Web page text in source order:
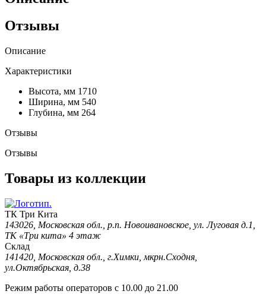
Отзывы
Описание
Характеристики
Высота, мм 1710
Ширина, мм 540
Глубина, мм 264
Отзывы
Отзывы
Товары из коллекции
ТК Три Кита
143026, Московская обл., р.п. Новоивановское, ул. Луговая д.1,
ТК «Три кита» 4 этаж
Склад
141420, Московская обл., г.Химки, мкрн.Сходня,
ул.Октябрьская, д.38
Режим работы операторов с 10.00 до 21.00